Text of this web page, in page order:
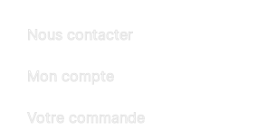
Nous contacter
Mon compte
Votre commande